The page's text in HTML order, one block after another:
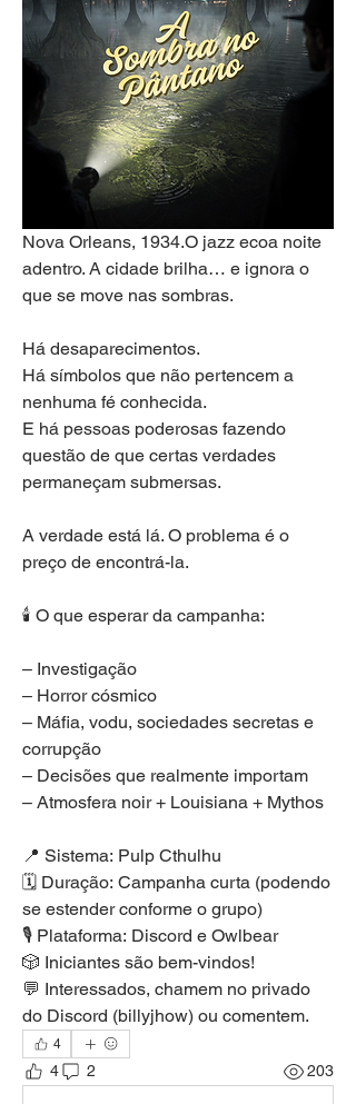
Nova Orleans, 1934.O jazz ecoa noite
adentro. A cidade brilha… e ignora o
que se move nas sombras.
Há desaparecimentos.
Há símbolos que não pertencem a
nenhuma fé conhecida.
E há pessoas poderosas fazendo
questão de que certas verdades
permaneçam submersas.
A verdade está lá. O problema é o
preço de encontrá-la.
🕯️ O que esperar da campanha:
– Investigação
– Horror cósmico
– Máfia, vodu, sociedades secretas e
corrupção
– Decisões que realmente importam
– Atmosfera noir + Louisiana + Mythos
📍 Sistema: Pulp Cthulhu
🗓️ Duração: Campanha curta (podendo
se estender conforme o grupo)
🎙️ Plataforma: Discord e Owlbear
🎲 Iniciantes são bem-vindos!
💬 Interessados, chamem no privado
do Discord (billyjhow) ou comentem.
4
4 2 203